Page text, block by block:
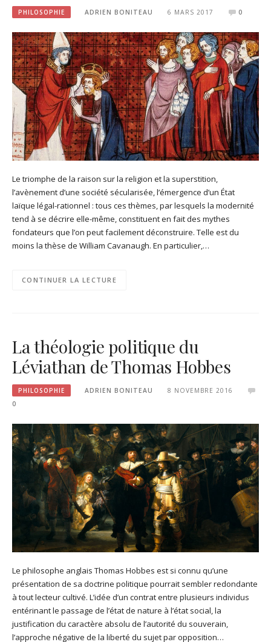
PHILOSOPHIE ADRIEN BONITEAU 6 MARS 2017 0
Le triomphe de la raison sur la religion et la superstition,
l’avènement d’une société sécularisée, l’émergence d’un État
laïque légal-rationnel : tous ces thèmes, par lesquels la modernité
tend à se décrire elle-même, constituent en fait des mythes
fondateurs que l’on peut facilement déconstruire. Telle est du
moins la thèse de William Cavanaugh. En particulier,…
CONTINUER LA LECTURE
La théologie politique du
Léviathan de Thomas Hobbes
PHILOSOPHIE ADRIEN BONITEAU
8 NOVEMBRE 2016
0
Le philosophe anglais Thomas Hobbes est si connu qu’une
présentation de sa doctrine politique pourrait sembler redondante
à tout lecteur cultivé. L’idée d’un contrat entre plusieurs individus
entérinant le passage de l’état de nature à l’état social, la
justification du caractère absolu de l’autorité du souverain,
l’approche négative de la liberté du sujet par opposition…